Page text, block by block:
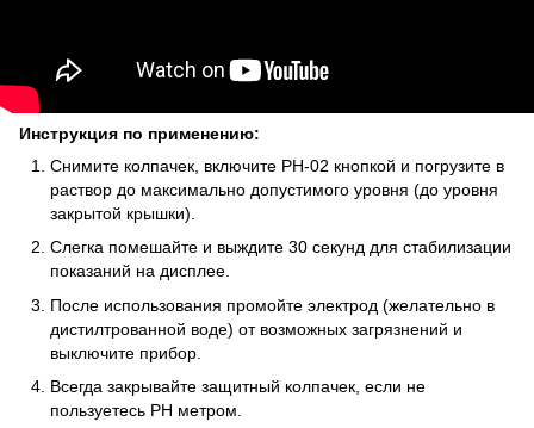
Инструкция по применению:
Снимите колпачек, включите РН-02 кнопкой и погрузите в
раствор до максимально допустимого уровня (до уровня
закрытой крышки).
Слегка помешайте и выждите 30 секунд для стабилизации
показаний на дисплее.
После использования промойте электрод (желательно в
дистилтрованной воде) от возможных загрязнений и
выключите прибор.
Всегда закрывайте защитный колпачек, если не
пользуетесь РH метром.